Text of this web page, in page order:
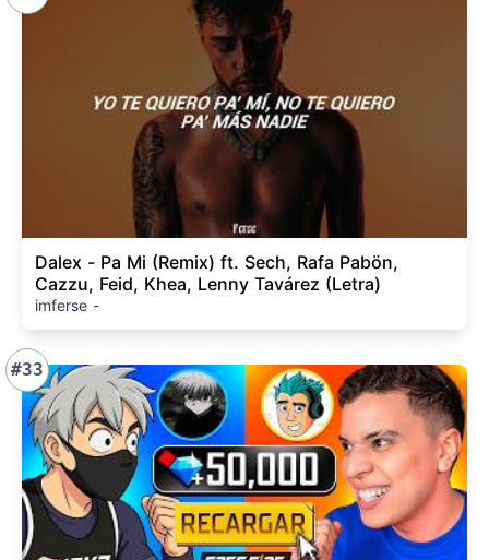
Dalex - Pa Mi (Remix) ft. Sech, Rafa Pabön,
Cazzu, Feid, Khea, Lenny Tavárez (Letra)
imferse -
#33